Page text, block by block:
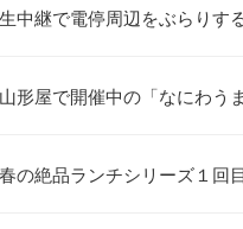
中継で電停周辺をぶらりす
形屋で開催中の「なにわう
の絶品ランチシリーズ１